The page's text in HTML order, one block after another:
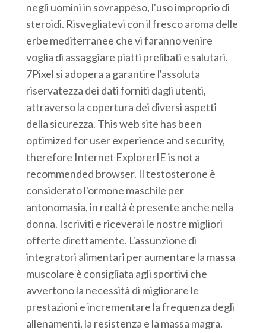
negli uomini in sovrappeso, l'uso improprio di
steroidi. Risvegliatevi con il fresco aroma delle
erbe mediterranee che vi faranno venire
voglia di assaggiare piatti prelibati e salutari.
7Pixel si adopera a garantire l'assoluta
riservatezza dei dati forniti dagli utenti,
attraverso la copertura dei diversi aspetti
della sicurezza. This web site has been
optimized for user experience and security,
therefore Internet ExplorerIE is not a
recommended browser. Il testosterone è
considerato l'ormone maschile per
antonomasia, in realtà è presente anche nella
donna. Iscriviti e riceverai le nostre migliori
offerte direttamente. L'assunzione di
integratori alimentari per aumentare la massa
muscolare è consigliata agli sportivi che
avvertono la necessità di migliorare le
prestazioni e incrementare la frequenza degli
allenamenti, la resistenza e la massa magra.